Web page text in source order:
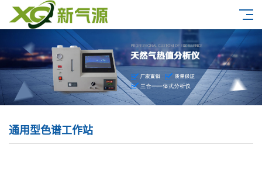
通用型色谱工作站